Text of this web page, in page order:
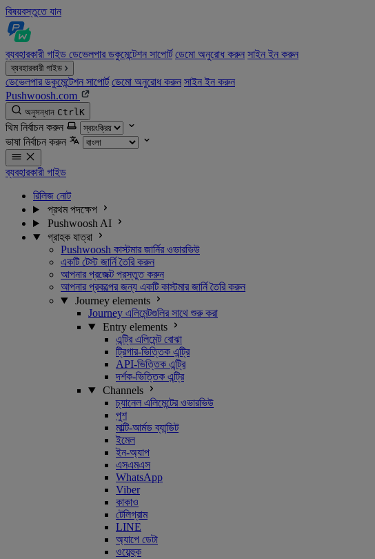
বিষয়বস্তুতে যান
ব্যবহারকারী গাইড ডেভেলপার ডকুমেন্টেশন সাপোর্ট ডেমো অনুরোধ করুন সাইন ইন করুন
ব্যবহারকারী গাইড
ডেভেলপার ডকুমেন্টেশন সাপোর্ট ডেমো অনুরোধ করুন সাইন ইন করুন
Pushwoosh.com
অনুসন্ধান CtrlK
থিম নির্বাচন করুন
ভাষা নির্বাচন করুন
ব্যবহারকারী গাইড
রিলিজ নোট
প্রথম পদক্ষেপ
Pushwoosh AI
গ্রাহক যাত্রা
Pushwoosh কাস্টমার জার্নির ওভারভিউ
একটি টেস্ট জার্নি তৈরি করুন
আপনার প্রজেক্ট প্রস্তুত করুন
আপনার প্রকল্পের জন্য একটি কাস্টমার জার্নি তৈরি করুন
Journey elements
Journey এলিমেন্টগুলির সাথে শুরু করা
Entry elements
এন্ট্রি এলিমেন্ট বোঝা
ট্রিগার-ভিত্তিক এন্ট্রি
API-ভিত্তিক এন্ট্রি
দর্শক-ভিত্তিক এন্ট্রি
Channels
চ্যানেল এলিমেন্টের ওভারভিউ
পুশ
মাল্টি-আর্মড ব্যান্ডিট
ইমেল
ইন-অ্যাপ
এসএমএস
WhatsApp
Viber
কাকাও
টেলিগ্রাম
LINE
অ্যাপে ডেটা
ওয়েব্হুক